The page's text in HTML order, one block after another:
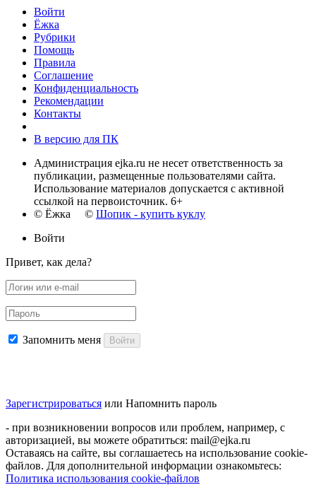
Войти
Ёжка
Рубрики
Помощь
Правила
Соглашение
Конфиденциальность
Рекомендации
Контакты
В версию для ПК
Администрация ejka.ru не несет ответственность за
публикации, размещенные пользователями сайта.
Использование материалов допускается с активной
ссылкой на первоисточник. 6+
© Ёжка © Шопик - купить куклу
Войти
Привет, как дела?
Запомнить меня Войти
Зарегистрироваться или Напомнить пароль
- при возникновении вопросов или проблем, например, с
авторизацией, вы можете обратиться: mail@ejka.ru
Оставаясь на сайте, вы соглашаетесь на использование cookie-
файлов. Для дополнительной информации ознакомьтесь:
Политика использования cookie-файлов